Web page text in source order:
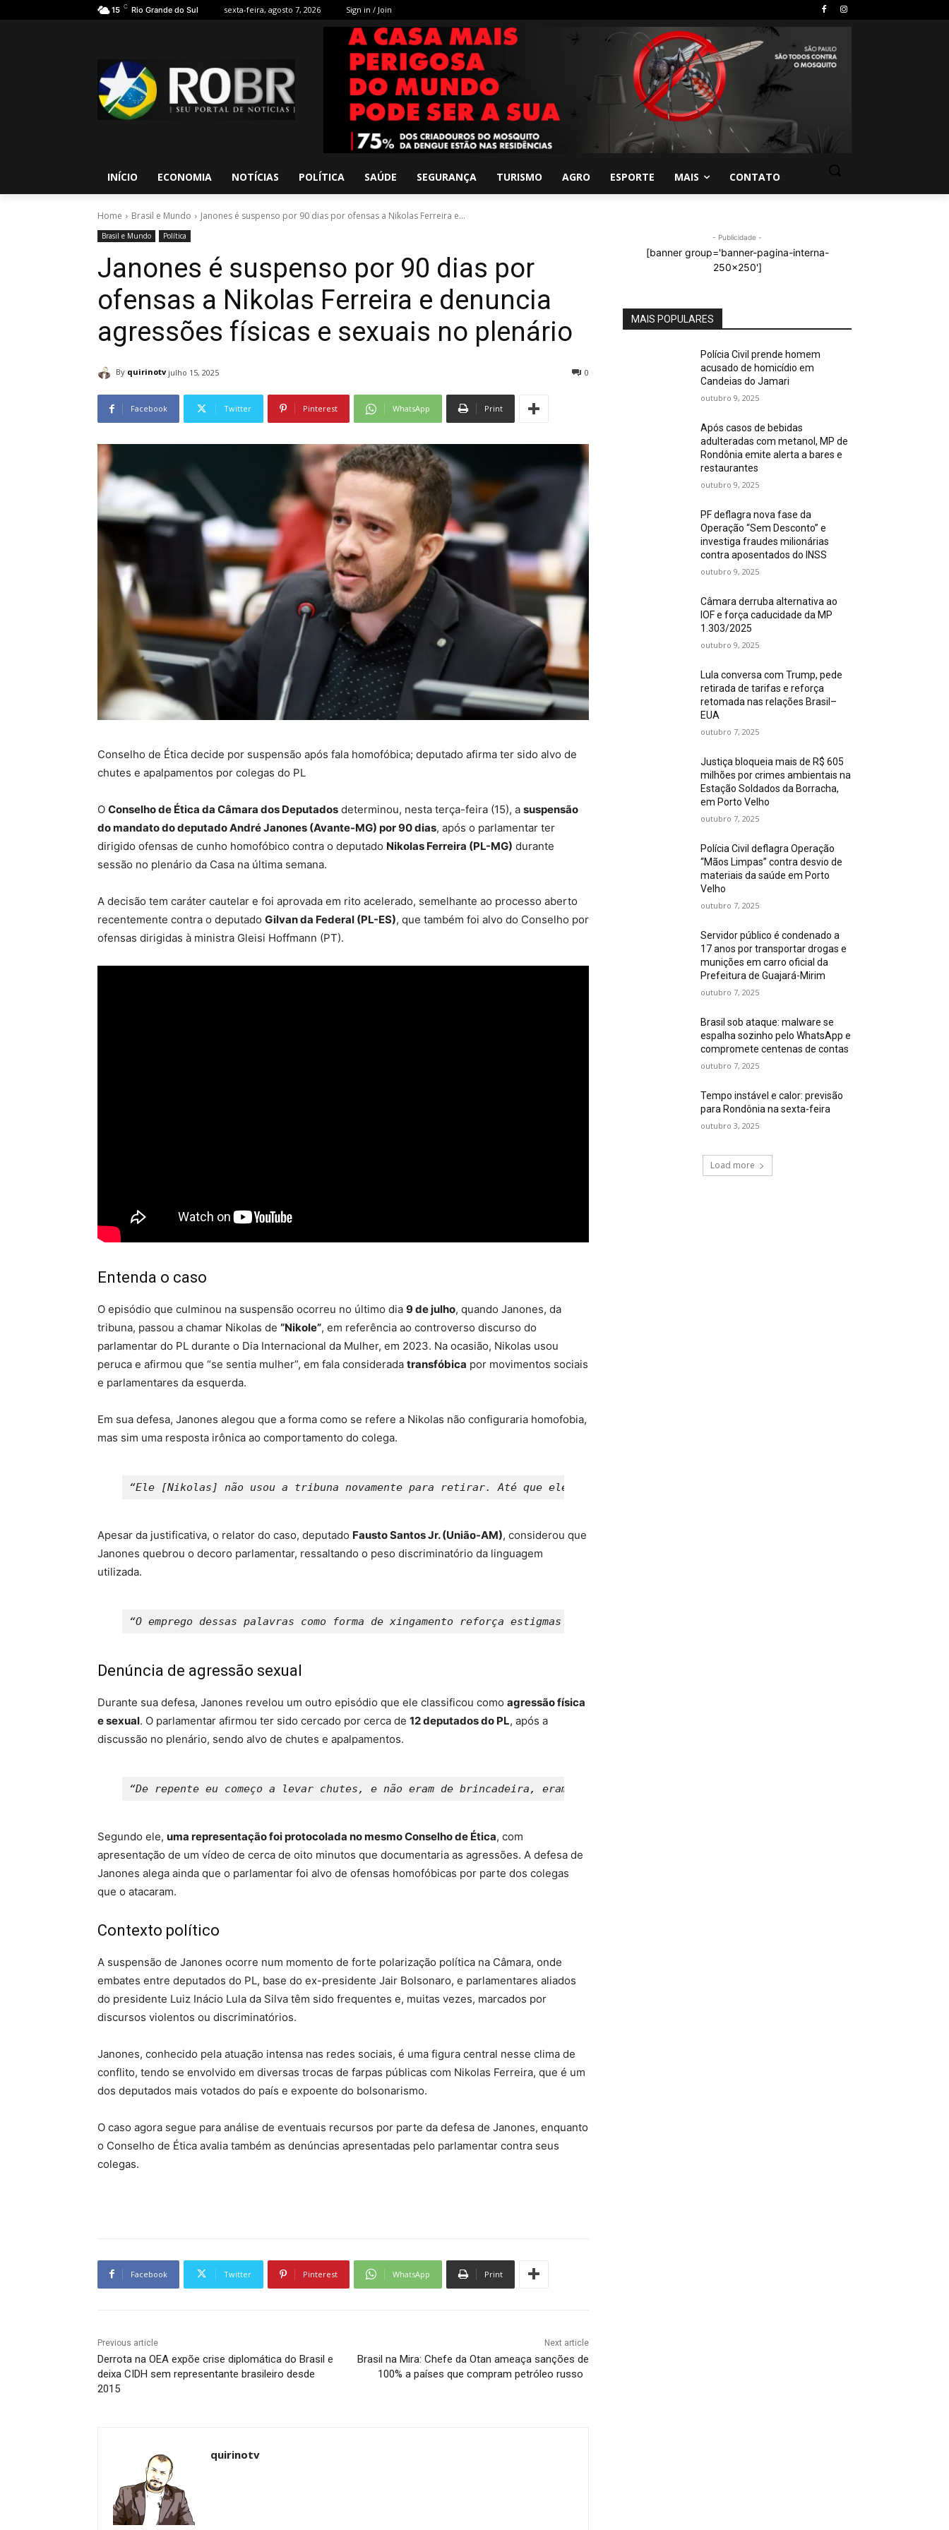
15 C Rio Grande do Sul sexta-feira, agosto 7, 2026 Sign in / Join
INÍCIO ECONOMIA NOTÍCIAS POLÍTICA SAÚDE SEGURANÇA TURISMO AGRO ESPORTE MAIS CONTATO
Home Brasil e Mundo Janones é suspenso por 90 dias por ofensas a Nikolas Ferreira e...
Brasil e Mundo Política
Janones é suspenso por 90 dias por
ofensas a Nikolas Ferreira e denuncia
agressões físicas e sexuais no plenário
By quirinotv julho 15, 2025 0
Facebook Twitter Pinterest WhatsApp Print
Conselho de Ética decide por suspensão após fala homofóbica; deputado afirma ter sido alvo de
chutes e apalpamentos por colegas do PL
O Conselho de Ética da Câmara dos Deputados determinou, nesta terça-feira (15), a suspensão
do mandato do deputado André Janones (Avante-MG) por 90 dias, após o parlamentar ter
dirigido ofensas de cunho homofóbico contra o deputado Nikolas Ferreira (PL-MG) durante
sessão no plenário da Casa na última semana.
A decisão tem caráter cautelar e foi aprovada em rito acelerado, semelhante ao processo aberto
recentemente contra o deputado Gilvan da Federal (PL-ES), que também foi alvo do Conselho por
ofensas dirigidas à ministra Gleisi Hoffmann (PT).
Entenda o caso
O episódio que culminou na suspensão ocorreu no último dia 9 de julho, quando Janones, da
tribuna, passou a chamar Nikolas de “Nikole”, em referência ao controverso discurso do
parlamentar do PL durante o Dia Internacional da Mulher, em 2023. Na ocasião, Nikolas usou
peruca e afirmou que “se sentia mulher”, em fala considerada transfóbica por movimentos sociais
e parlamentares da esquerda.
Em sua defesa, Janones alegou que a forma como se refere a Nikolas não configuraria homofobia,
mas sim uma resposta irônica ao comportamento do colega.
“Ele [Nikolas] não usou a tribuna novamente para retirar. Até que ele peça desculpas ou fale que não é mais a Nikole, todas
Apesar da justificativa, o relator do caso, deputado Fausto Santos Jr. (União-AM), considerou que
Janones quebrou o decoro parlamentar, ressaltando o peso discriminatório da linguagem
utilizada.
“O emprego dessas palavras como forma de xingamento reforça estigmas históricos, normaliza o preconceito e perpetua a
Denúncia de agressão sexual
Durante sua defesa, Janones revelou um outro episódio que ele classificou como agressão física
e sexual. O parlamentar afirmou ter sido cercado por cerca de 12 deputados do PL, após a
discussão no plenário, sendo alvo de chutes e apalpamentos.
“De repente eu começo a levar chutes, e não eram de brincadeira, eram muito fortes, nas minhas pernas, pela frente e por trás.
Segundo ele, uma representação foi protocolada no mesmo Conselho de Ética, com
apresentação de um vídeo de cerca de oito minutos que documentaria as agressões. A defesa de
Janones alega ainda que o parlamentar foi alvo de ofensas homofóbicas por parte dos colegas
que o atacaram.
Contexto político
A suspensão de Janones ocorre num momento de forte polarização política na Câmara, onde
embates entre deputados do PL, base do ex-presidente Jair Bolsonaro, e parlamentares aliados
do presidente Luiz Inácio Lula da Silva têm sido frequentes e, muitas vezes, marcados por
discursos violentos ou discriminatórios.
Janones, conhecido pela atuação intensa nas redes sociais, é uma figura central nesse clima de
conflito, tendo se envolvido em diversas trocas de farpas públicas com Nikolas Ferreira, que é um
dos deputados mais votados do país e expoente do bolsonarismo.
O caso agora segue para análise de eventuais recursos por parte da defesa de Janones, enquanto
o Conselho de Ética avalia também as denúncias apresentadas pelo parlamentar contra seus
colegas.
Facebook Twitter Pinterest WhatsApp Print
Previous article
Derrota na OEA expõe crise diplomática do Brasil e
deixa CIDH sem representante brasileiro desde
2015
Next article
Brasil na Mira: Chefe da Otan ameaça sanções de
100% a países que compram petróleo russo
quirinotv
- Publicidade -
[banner group='banner-pagina-interna-
250x250']
MAIS POPULARES
Polícia Civil prende homem
acusado de homicídio em
Candeias do Jamari
outubro 9, 2025
Após casos de bebidas
adulteradas com metanol, MP de
Rondônia emite alerta a bares e
restaurantes
outubro 9, 2025
PF deflagra nova fase da
Operação “Sem Desconto” e
investiga fraudes milionárias
contra aposentados do INSS
outubro 9, 2025
Câmara derruba alternativa ao
IOF e força caducidade da MP
1.303/2025
outubro 9, 2025
Lula conversa com Trump, pede
retirada de tarifas e reforça
retomada nas relações Brasil–
EUA
outubro 7, 2025
Justiça bloqueia mais de R$ 605
milhões por crimes ambientais na
Estação Soldados da Borracha,
em Porto Velho
outubro 7, 2025
Polícia Civil deflagra Operação
“Mãos Limpas” contra desvio de
materiais da saúde em Porto
Velho
outubro 7, 2025
Servidor público é condenado a
17 anos por transportar drogas e
munições em carro oficial da
Prefeitura de Guajará-Mirim
outubro 7, 2025
Brasil sob ataque: malware se
espalha sozinho pelo WhatsApp e
compromete centenas de contas
outubro 7, 2025
Tempo instável e calor: previsão
para Rondônia na sexta-feira
outubro 3, 2025
Load more